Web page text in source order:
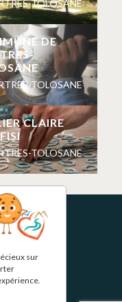
TOLOSANE
DE
TOLOSANE
CLAIRE
TOLOSANE
sur